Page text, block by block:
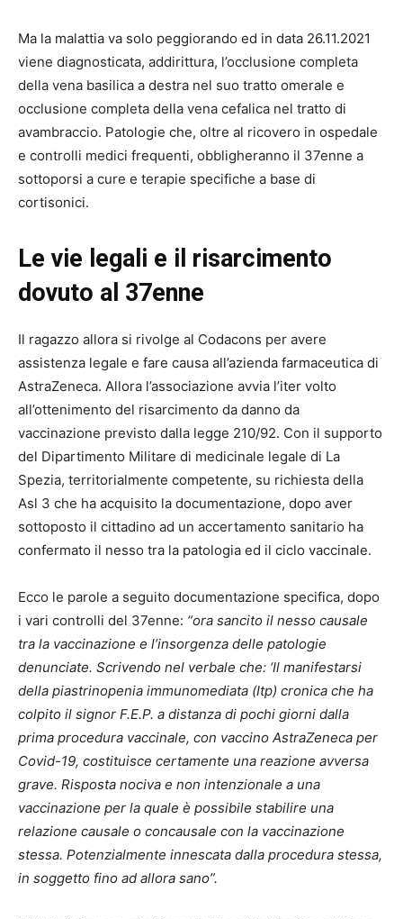
Ma la malattia va solo peggiorando ed in data 26.11.2021
viene diagnosticata, addirittura, l’occlusione completa
della vena basilica a destra nel suo tratto omerale e
occlusione completa della vena cefalica nel tratto di
avambraccio. Patologie che, oltre al ricovero in ospedale
e controlli medici frequenti, obbligheranno il 37enne a
sottoporsi a cure e terapie specifiche a base di
cortisonici.
Le vie legali e il risarcimento
dovuto al 37enne
Il ragazzo allora si rivolge al Codacons per avere
assistenza legale e fare causa all’azienda farmaceutica di
AstraZeneca. Allora l’associazione avvia l’iter volto
all’ottenimento del risarcimento da danno da
vaccinazione previsto dalla legge 210/92. Con il supporto
del Dipartimento Militare di medicinale legale di La
Spezia, territorialmente competente, su richiesta della
Asl 3 che ha acquisito la documentazione, dopo aver
sottoposto il cittadino ad un accertamento sanitario ha
confermato il nesso tra la patologia ed il ciclo vaccinale.
Ecco le parole a seguito documentazione specifica, dopo
i vari controlli del 37enne: “ora sancito il nesso causale
tra la vaccinazione e l’insorgenza delle patologie
denunciate. Scrivendo nel verbale che: ‘Il manifestarsi
della piastrinopenia immunomediata (Itp) cronica che ha
colpito il signor F.E.P. a distanza di pochi giorni dalla
prima procedura vaccinale, con vaccino AstraZeneca per
Covid-19, costituisce certamente una reazione avversa
grave. Risposta nociva e non intenzionale a una
vaccinazione per la quale è possibile stabilire una
relazione causale o concausale con la vaccinazione
stessa. Potenzialmente innescata dalla procedura stessa,
in soggetto fino ad allora sano”.